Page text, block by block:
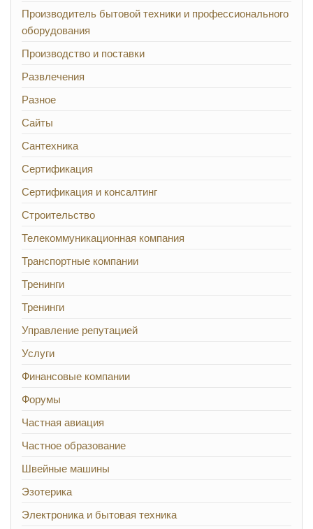
Производитель бытовой техники и профессионального
оборудования
Производство и поставки
Развлечения
Разное
Сайты
Сантехника
Сертификация
Сертификация и консалтинг
Строительство
Телекоммуникационная компания
Транспортные компании
Тренинги
Тренинги
Управление репутацией
Услуги
Финансовые компании
Форумы
Частная авиация
Частное образование
Швейные машины
Эзотерика
Электроника и бытовая техника